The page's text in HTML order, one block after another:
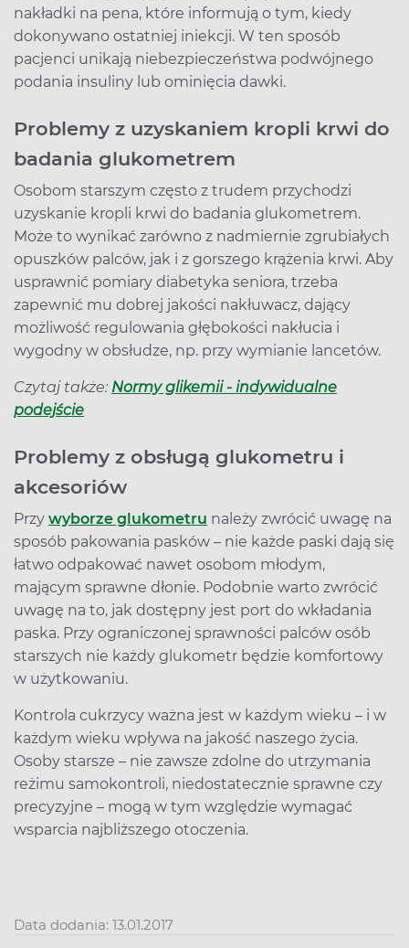
nakładki na pena, które informują o tym, kiedy
dokonywano ostatniej iniekcji. W ten sposób
pacjenci unikają niebezpieczeństwa podwójnego
podania insuliny lub ominięcia dawki.
Problemy z uzyskaniem kropli krwi do
badania glukometrem
Osobom starszym często z trudem przychodzi
uzyskanie kropli krwi do badania glukometrem.
Może to wynikać zarówno z nadmiernie zgrubiałych
opuszków palców, jak i z gorszego krążenia krwi. Aby
usprawnić pomiary diabetyka seniora, trzeba
zapewnić mu dobrej jakości nakłuwacz, dający
możliwość regulowania głębokości nakłucia i
wygodny w obsłudze, np. przy wymianie lancetów.
Czytaj także: Normy glikemii - indywidualne
podejście
Problemy z obsługą glukometru i
akcesoriów
Przy wyborze glukometru należy zwrócić uwagę na
sposób pakowania pasków – nie każde paski dają się
łatwo odpakować nawet osobom młodym,
mającym sprawne dłonie. Podobnie warto zwrócić
uwagę na to, jak dostępny jest port do wkładania
paska. Przy ograniczonej sprawności palców osób
starszych nie każdy glukometr będzie komfortowy
w użytkowaniu.
Kontrola cukrzycy ważna jest w każdym wieku – i w
każdym wieku wpływa na jakość naszego życia.
Osoby starsze – nie zawsze zdolne do utrzymania
reżimu samokontroli, niedostatecznie sprawne czy
precyzyjne – mogą w tym względzie wymagać
wsparcia najbliższego otoczenia.
Data dodania: 13.01.2017